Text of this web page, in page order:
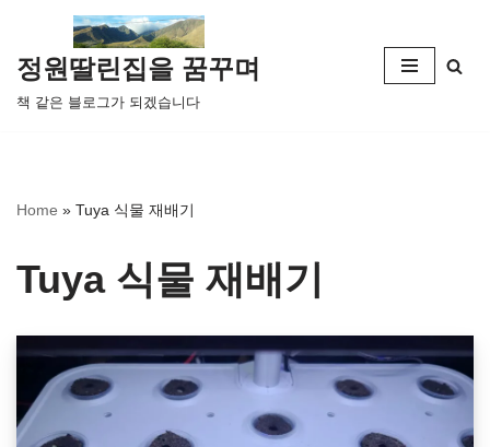
콘
텐
츠
뛰
정원딸린집을 꿈꾸며
책 같은 블로그가 되겠습니다
Home » Tuya 식물 재배기
Tuya 식물 재배기